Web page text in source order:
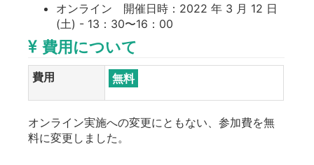
オンライン 開催日時：2022 年 3 月 12 日
(土) - 13：30〜16：00
費用について
費用 無料
オンライン実施への変更にともない、参加費を無
料に変更しました。